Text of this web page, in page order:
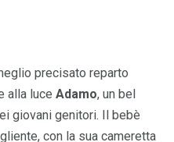
precisato reparto
alla luce Adamo, un bel
giovani genitori. Il bebè
con la sua cameretta